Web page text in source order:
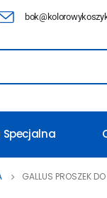
GALLUS PROSZEK